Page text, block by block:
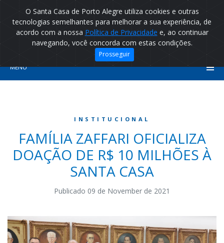
O Santa Casa de Porto Alegre utiliza cookies e outras
tecnologias semelhantes para melhorar a sua experiência, de
acordo com a nossa Política de Privacidade e, ao continuar
navegando, você concorda com estas condições.
Prosseguir
MENU
INSTITUCIONAL
FAMÍLIA ZAFFARI OFICIALIZA
DOAÇÃO DE R$ 10 MILHÕES À
SANTA CASA
Publicado 09 de November de 2021